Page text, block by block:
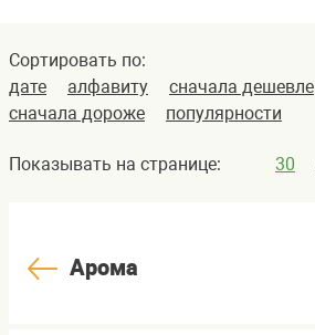
Сортировать по:
дате
алфавиту
сначала дешевле
сначала дороже
популярности
Показывать на странице: 30
Арома